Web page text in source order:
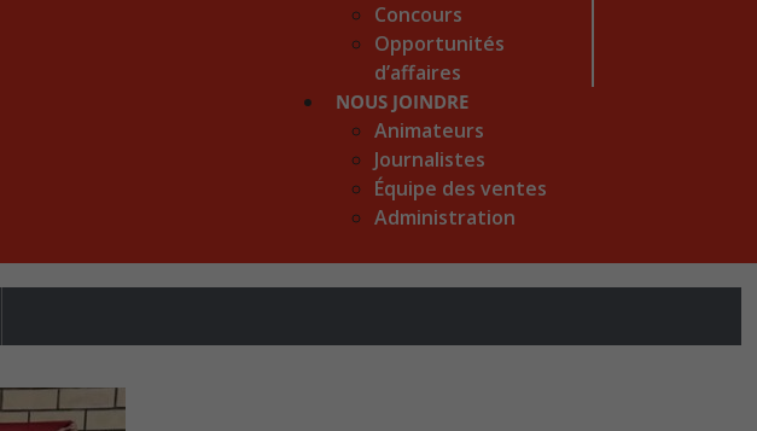
Concours
Opportunités
d’affaires
NOUS JOINDRE
Animateurs
Journalistes
Équipe des ventes
Administration